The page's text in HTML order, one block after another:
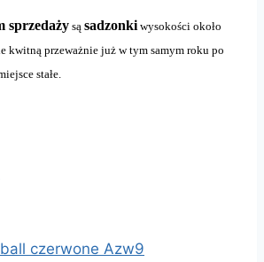
sprzedaży są sadzonki wysokości około
kwitną przeważnie już w tym samym roku po
stałe.
czerwone Azw9